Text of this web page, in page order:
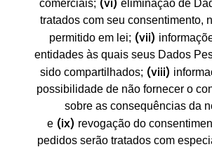
comerciais;
eliminação de
tratados com seu consentimento,
permitido em lei; (vii)
entidades às quais seus Dados
sido compartilhados; (viii)
possibilidade de não fornecer o
sobre as consequências da
e (ix) revogação do
pedidos serão tratados com